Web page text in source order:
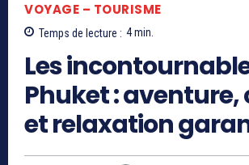
VOYAGE – TOURISME
Temps de lecture : 4min.
Les
Phuket :
et relaxation